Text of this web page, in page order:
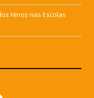
Hinos nas Escolas